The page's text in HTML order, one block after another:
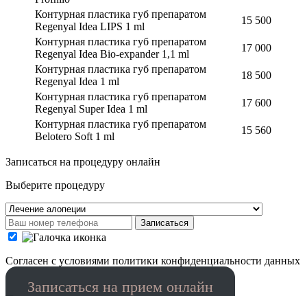
Контурная пластика губ препаратом
Regenyal Idea LIPS 1 ml
15 500
Контурная пластика губ препаратом
Regenyal Idea Bio-expander 1,1 ml
17 000
Контурная пластика губ препаратом
Regenyal Idea 1 ml
18 500
Контурная пластика губ препаратом
Regenyal Super Idea 1 ml
17 600
Контурная пластика губ препаратом
Belotero Soft 1 ml
15 560
Записаться на процедуру онлайн
Выберите процедуру
Записаться
Cогласен с условиями политики конфиденциальности данных
Записаться на прием онлайн